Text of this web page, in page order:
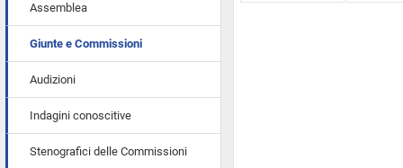
Assemblea
Giunte e Commissioni
Audizioni
Indagini conoscitive
Stenografici delle Commissioni